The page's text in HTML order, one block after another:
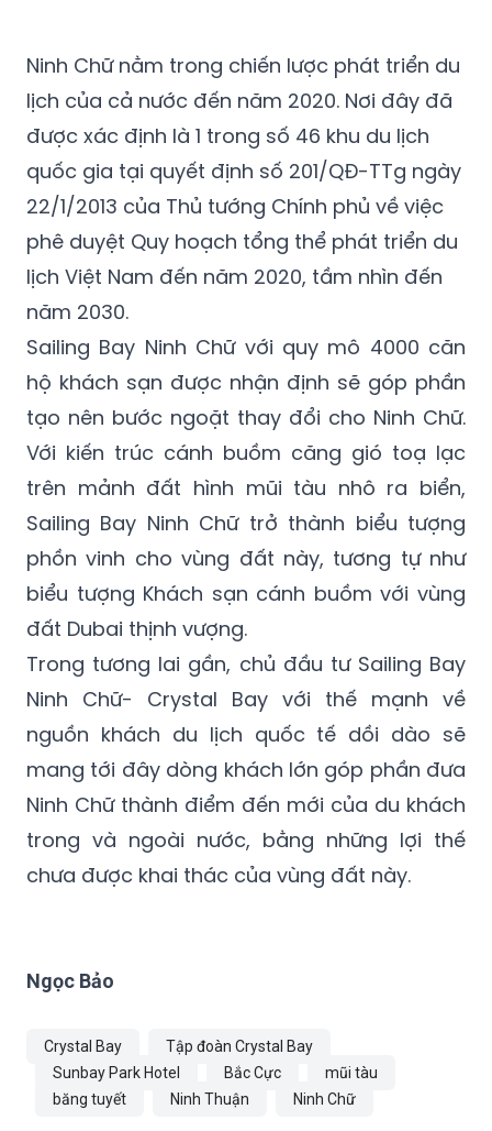
Ninh Chữ nằm trong chiến lược phát triển du
lịch của cả nước đến năm 2020. Nơi đây đã
được xác định là 1 trong số 46 khu du lịch
quốc gia tại quyết định số 201/QĐ-TTg ngày
22/1/2013 của Thủ tướng Chính phủ về việc
phê duyệt Quy hoạch tổng thể phát triển du
lịch Việt Nam đến năm 2020, tầm nhìn đến
năm 2030.
Sailing Bay Ninh Chữ với quy mô 4000 căn
hộ khách sạn được nhận định sẽ góp phần
tạo nên bước ngoặt thay đổi cho Ninh Chữ.
Với kiến trúc cánh buồm căng gió toạ lạc
trên mảnh đất hình mũi tàu nhô ra biển,
Sailing Bay Ninh Chữ trở thành biểu tượng
phồn vinh cho vùng đất này, tương tự như
biểu tượng Khách sạn cánh buồm với vùng
đất Dubai thịnh vượng.
Trong tương lai gần, chủ đầu tư Sailing Bay
Ninh Chữ- Crystal Bay với thế mạnh về
nguồn khách du lịch quốc tế dồi dào sẽ
mang tới đây dòng khách lớn góp phần đưa
Ninh Chữ thành điểm đến mới của du khách
trong và ngoài nước, bằng những lợi thế
chưa được khai thác của vùng đất này.
Ngọc Bảo
Crystal Bay
Tập đoàn Crystal Bay
Sunbay Park Hotel
Bắc Cực
mũi tàu
băng tuyết
Ninh Thuận Ninh Chữ